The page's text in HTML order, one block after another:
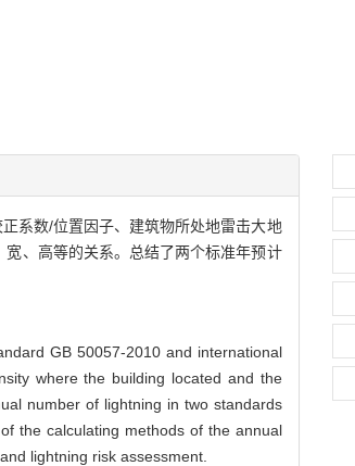
系数/位置因子、建筑物所处地雷击大地
、高等的关系。总结了两个标准年预计
GB 50057-2010 and international
where the building located and the
number of lightning in two standards
the calculating methods of the annual
lightning risk assessment.